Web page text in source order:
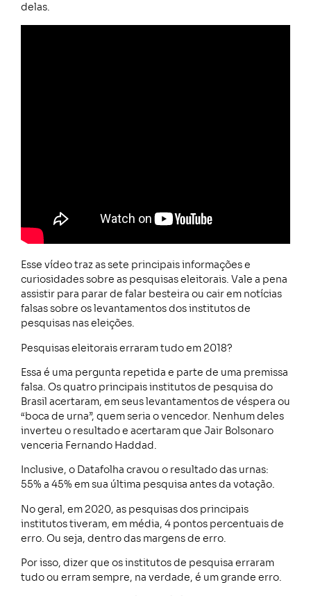
delas.
Esse vídeo traz as sete principais informações e
curiosidades sobre as pesquisas eleitorais. Vale a pena
assistir para parar de falar besteira ou cair em notícias
falsas sobre os levantamentos dos institutos de
pesquisas nas eleições.
Pesquisas eleitorais erraram tudo em 2018?
Essa é uma pergunta repetida e parte de uma premissa
falsa. Os quatro principais institutos de pesquisa do
Brasil acertaram, em seus levantamentos de véspera ou
“boca de urna”, quem seria o vencedor. Nenhum deles
inverteu o resultado e acertaram que Jair Bolsonaro
venceria Fernando Haddad.
Inclusive, o Datafolha cravou o resultado das urnas:
55% a 45% em sua última pesquisa antes da votação.
No geral, em 2020, as pesquisas dos principais
institutos tiveram, em média, 4 pontos percentuais de
erro. Ou seja, dentro das margens de erro.
Por isso, dizer que os institutos de pesquisa erraram
tudo ou erram sempre, na verdade, é um grande erro.